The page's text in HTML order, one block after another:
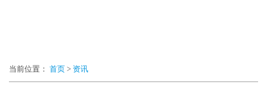
当前位置： 首页 > 资讯